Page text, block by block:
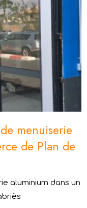
menuiserie
de Plan de
aluminium dans un